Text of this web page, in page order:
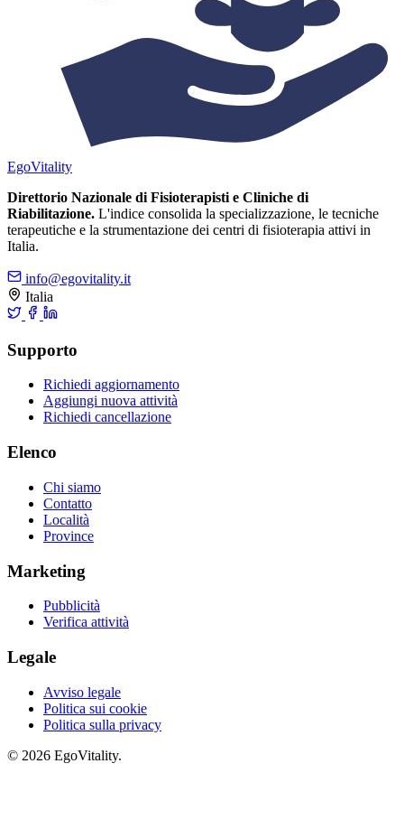
EgoVitality
Direttorio Nazionale di Fisioterapisti e Cliniche di
Riabilitazione. L'indice consolida la specializzazione, le tecniche
terapeutiche e la strumentazione dei centri di fisioterapia attivi in
Italia.
info@egovitality.it
Italia
Supporto
Richiedi aggiornamento
Aggiungi nuova attività
Richiedi cancellazione
Elenco
Chi siamo
Contatto
Località
Province
Marketing
Pubblicità
Verifica attività
Legale
Avviso legale
Politica sui cookie
Politica sulla privacy
© 2026 EgoVitality.